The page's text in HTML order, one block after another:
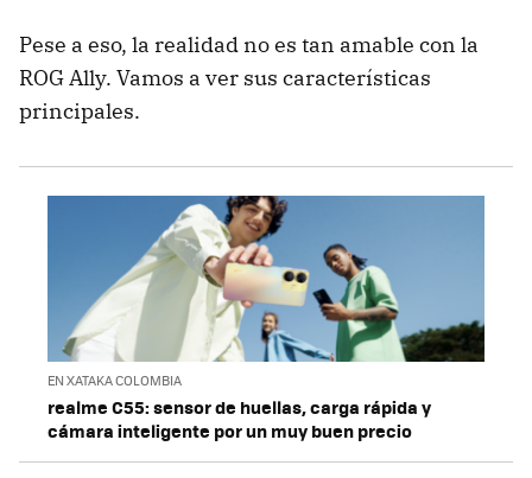
Pese a eso, la realidad no es tan amable con la
ROG Ally. Vamos a ver sus características
principales.
EN XATAKA COLOMBIA
realme C55: sensor de huellas, carga rápida y
cámara inteligente por un muy buen precio